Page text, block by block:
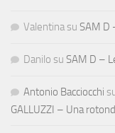
Valentina su SAM D
Danilo su SAM D –
Antonio Bacciocchi
GALLUZZI – Una